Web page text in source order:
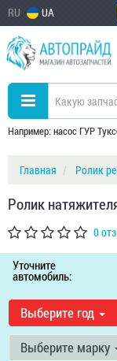
RU UA
Например: насос ГУР
Главная Ролик
Ролик
0
Уточните
автомобиль:
Выберите год
Выберите марку